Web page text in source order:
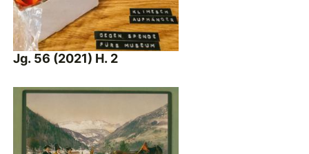
Jg. 56 (2021) H. 2